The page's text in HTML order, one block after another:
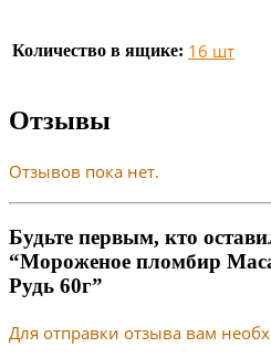
Количество в ящике: 16 шт
Отзывы
Отзывов пока нет.
Будьте первым, кто
“Мороженое пломбир
Рудь 60г”
Для отправки отзыва вам